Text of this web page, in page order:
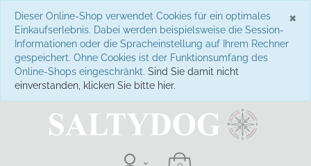
×
Dieser Online-Shop verwendet Cookies für ein optimales
Einkaufserlebnis. Dabei werden beispielsweise die Session-
Informationen oder die Spracheinstellung auf Ihrem Rechner
gespeichert. Ohne Cookies ist der Funktionsumfang des
Online-Shops eingeschränkt. Sind Sie damit nicht
einverstanden, klicken Sie bitte hier.